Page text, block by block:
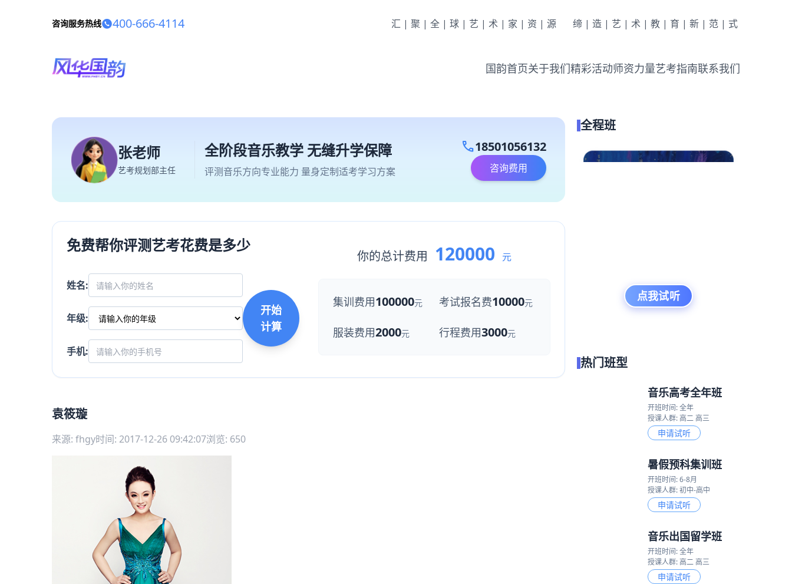
咨询服务热线 400-666-4114 汇|聚|全|球|艺|术|家|资|源 缔|造|艺|术|教|育|新|范|式
国韵首页关于我们精彩活动师资力量艺考指南联系我们
张老师
艺考规划部主任
全阶段音乐教学 无缝升学保障
评测音乐方向专业能力 量身定制适考学习方案
call18501056132
咨询费用
免费帮你评测艺考花费是多少
姓名:
年级:
手机:
开始
计算
你的总计费用 120000 元
集训费用100000元 考试报名费10000元
服装费用2000元 行程费用3000元
袁筱璇
来源: fhgy时间: 2017-12-26 09:42:07浏览: 650
全程班
点我试听
热门班型
音乐高考全年班
开班时间: 全年
授课人群: 高二 高三
申请试听
暑假预科集训班
开班时间: 6-8月
授课人群: 初中-高中
申请试听
音乐出国留学班
开班时间: 全年
授课人群: 高二 高三
申请试听